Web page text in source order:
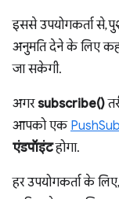
इससे उपयोगकर्ता
अनुमति देने के लिए
जा सकेगी.
अगरsubscribe()
आपको एक
एंडपॉइंटहोगा.
हर उपयोगकर्ता के लिए,